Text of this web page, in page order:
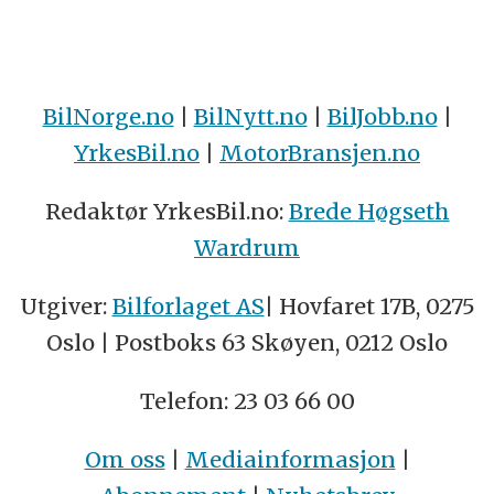
BilNorge.no| BilNytt.no| BilJobb.no|
YrkesBil.no
MotorBransjen.no
Redaktør YrkesBil.no: Brede Høgseth
Wardrum
Utgiver: Bilforlaget AS | Hovfaret 17B, 0275
Oslo | Postboks 63 Skøyen, 0212 Oslo
Telefon: 23 03 66 00
Om oss| Mediainformasjon |